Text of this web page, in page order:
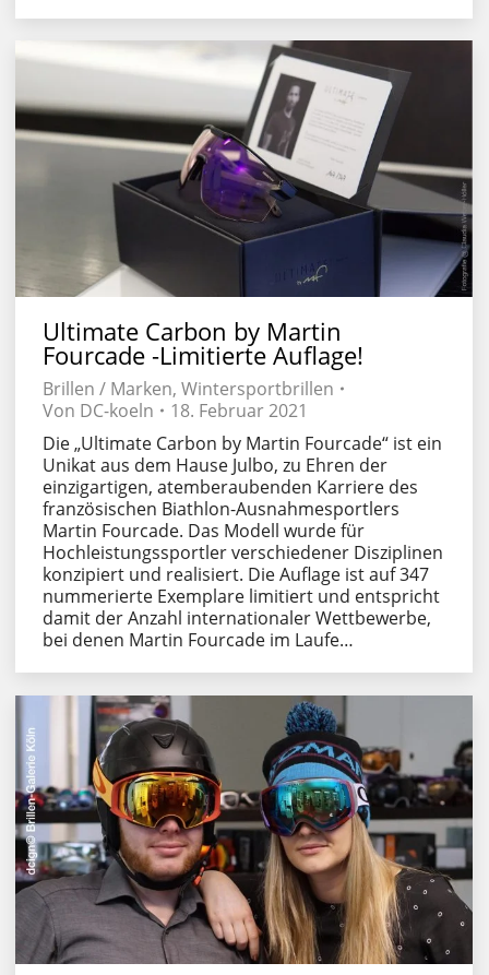
Ultimate Carbon by Martin
Fourcade -Limitierte Auflage!
Brillen / Marken, Wintersportbrillen
Von DC-koeln
18. Februar 2021
Die „Ultimate Carbon by Martin Fourcade“ ist ein
Unikat aus dem Hause Julbo, zu Ehren der
einzigartigen, atemberaubenden Karriere des
französischen Biathlon-Ausnahmesportlers
Martin Fourcade. Das Modell wurde für
Hochleistungssportler verschiedener Disziplinen
konzipiert und realisiert. Die Auflage ist auf 347
nummerierte Exemplare limitiert und entspricht
damit der Anzahl internationaler Wettbewerbe,
bei denen Martin Fourcade im Laufe…